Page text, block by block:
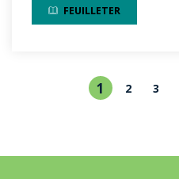
FEUILLETER
Pagination
Page
courante
1 Page
2 3